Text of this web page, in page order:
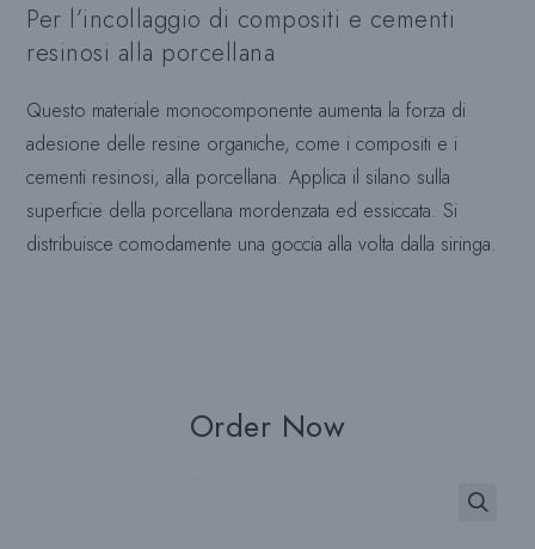
Per l’incollaggio di compositi e cementi
resinosi alla porcellana
Questo materiale monocomponente aumenta la forza di
adesione delle resine organiche, come i compositi e i
cementi resinosi, alla porcellana. Applica il silano sulla
superficie della porcellana mordenzata ed essiccata. Si
distribuisce comodamente una goccia alla volta dalla siringa.
Order Now